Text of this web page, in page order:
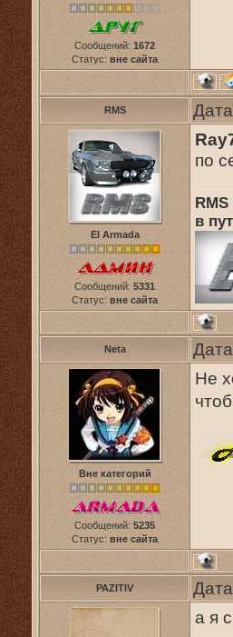
Сообщений: 1672
Статус: вне сайта
RMS
El Armada
Сообщений: 5331
Статус: вне сайта
по
в
Neta
Вне категорий
Сообщений: 5235
Статус: вне сайта
Не
PAZITIV
а я